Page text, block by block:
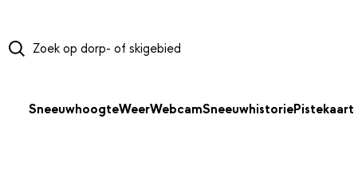
SneeuwhoogteWeerWebcamSneeuwhistoriePistekaart